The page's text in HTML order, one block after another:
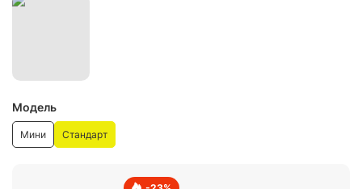
Модель
Мини Стандарт